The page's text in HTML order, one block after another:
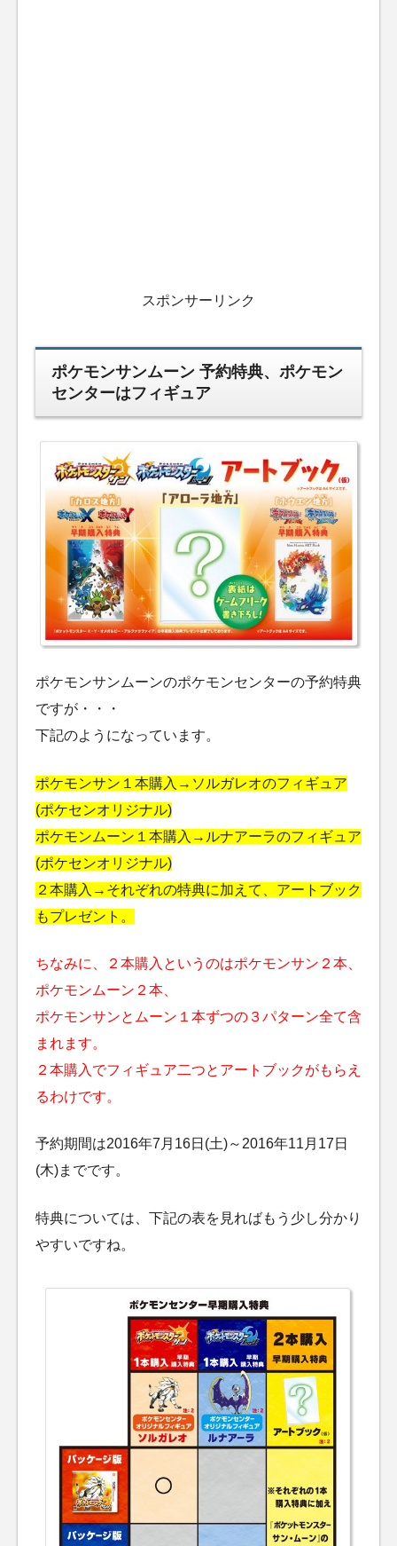
スポンサーリンク
ポケモンサンムーン 予約特典、ポケモン
センターはフィギュア
ポケモンサンムーンのポケモンセンターの予約特典
ですが・・・
下記のようになっています。
ポケモンサン１本購入→ソルガレオのフィギュア
(ポケセンオリジナル)
ポケモンムーン１本購入→ルナアーラのフィギュア
(ポケセンオリジナル)
２本購入→それぞれの特典に加えて、アートブック
もプレゼント。
ちなみに、２本購入というのはポケモンサン２本、
ポケモンムーン２本、
ポケモンサンとムーン１本ずつの３パターン全て含
まれます。
２本購入でフィギュア二つとアートブックがもらえ
るわけです。
予約期間は2016年7月16日(土)～2016年11月17日
(木)までです。
特典については、下記の表を見ればもう少し分かり
やすいですね。